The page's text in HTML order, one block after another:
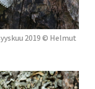
2019 © Helmut